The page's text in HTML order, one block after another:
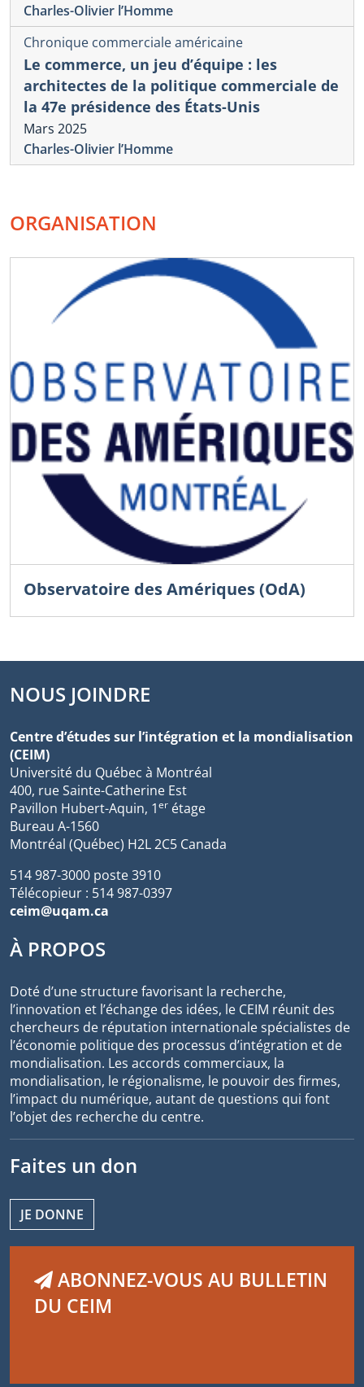
Charles-Olivier l’Homme
Chronique commerciale américaine
Le commerce, un jeu d’équipe : les
architectes de la politique commerciale de
la 47e présidence des États-Unis
Mars 2025
Charles-Olivier l’Homme
ORGANISATION
Observatoire des Amériques (OdA)
NOUS JOINDRE
Centre d’études sur l’intégration et la mondialisation
(CEIM)
Université du Québec à Montréal
400, rue Sainte-Catherine Est
Pavillon Hubert-Aquin, 1er étage
Bureau A-1560
Montréal (Québec) H2L 2C5 Canada
514 987-3000 poste 3910
Télécopieur : 514 987-0397
ceim@uqam.ca
À PROPOS
Doté d’une structure favorisant la recherche,
l’innovation et l’échange des idées, le CEIM réunit des
chercheurs de réputation internationale spécialistes de
l’économie politique des processus d’intégration et de
mondialisation. Les accords commerciaux, la
mondialisation, le régionalisme, le pouvoir des firmes,
l’impact du numérique, autant de questions qui font
l’objet des recherche du centre.
Faites un don
JE DONNE
ABONNEZ-VOUS AU BULLETIN
DU CEIM